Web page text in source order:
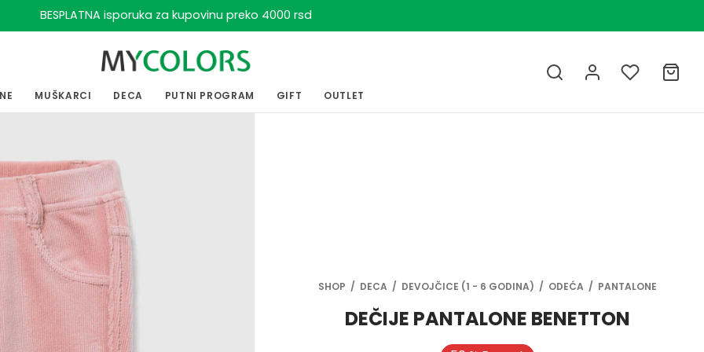
BESPLATNA isporuka za kupovinu preko 4000 rsd
MUŠKARCI DECA PUTNI PROGRAM GIFT OUTLET
SHOP / DECA / DEVOJČICE (1 - 6 GODINA) / ODEĆA / PANTALONE
DEČIJE PANTALONE BENETTON